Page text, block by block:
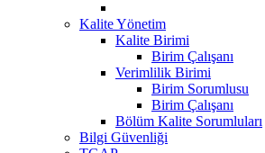
Kalite Yönetim
Kalite Birimi
Birim Çalışanı
Verimlilik Birimi
Birim Sorumlusu
Birim Çalışanı
Bölüm Kalite Sorumluları
Bilgi Güvenliği